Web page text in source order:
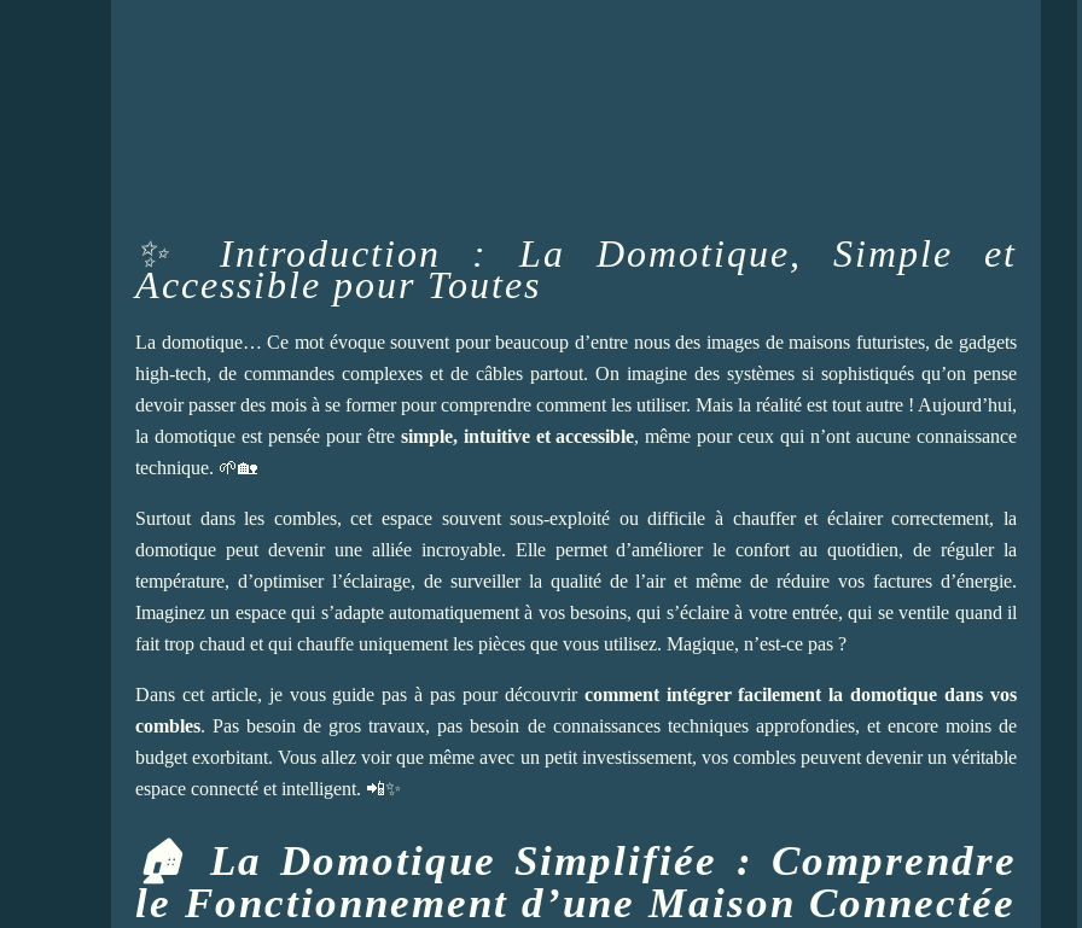
✨ Introduction : La Domotique, Simple et
Accessible pour Toutes
La domotique… Ce mot évoque souvent pour beaucoup d’entre nous des images de maisons futuristes, de gadgets
high-tech, de commandes complexes et de câbles partout. On imagine des systèmes si sophistiqués qu’on pense
devoir passer des mois à se former pour comprendre comment les utiliser. Mais la réalité est tout autre ! Aujourd’hui,
la domotique est pensée pour être simple, intuitive et accessible, même pour ceux qui n’ont aucune connaissance
technique. 🌱🏡
Surtout dans les combles, cet espace souvent sous-exploité ou difficile à chauffer et éclairer correctement, la
domotique peut devenir une alliée incroyable. Elle permet d’améliorer le confort au quotidien, de réguler la
température, d’optimiser l’éclairage, de surveiller la qualité de l’air et même de réduire vos factures d’énergie.
Imaginez un espace qui s’adapte automatiquement à vos besoins, qui s’éclaire à votre entrée, qui se ventile quand il
fait trop chaud et qui chauffe uniquement les pièces que vous utilisez. Magique, n’est-ce pas ?
Dans cet article, je vous guide pas à pas pour découvrir comment intégrer facilement la domotique dans vos
combles. Pas besoin de gros travaux, pas besoin de connaissances techniques approfondies, et encore moins de
budget exorbitant. Vous allez voir que même avec un petit investissement, vos combles peuvent devenir un véritable
espace connecté et intelligent. 📲✨
🏠 La Domotique Simplifiée : Comprendre
le Fonctionnement d’une Maison Connectée